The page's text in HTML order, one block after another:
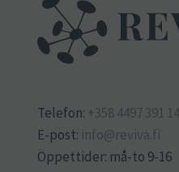
Telefon: +358 4497 391 14
E-post: info@reviva.fi
Öppettider: må-to 9-16